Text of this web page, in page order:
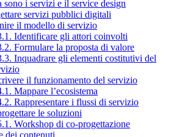
sono i servizi e il service design
servizi pubblici digitali
il modello di servizio
Identificare gli attori coinvolti
Formulare la proposta di valore
Inquadrare gli elementi costitutivi del
il funzionamento del servizio
Mappare l’ecosistema
Rappresentare i flussi di servizio
le soluzioni
Workshop di co-progettazione
dei contenuti